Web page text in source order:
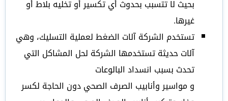
بحيث لا تتسبب بحدوث أي تكسير أو تخليه بلاط أو
غيرها.
تستخدم الشركة آلات الضغط لعملية التسليك، وهي
آلات حديثة تستخدمها الشركة لحل المشاكل التي
تحدث بسبب انسداد البالوعات
و مواسير وأنابيب الصرف الصحي دون الحاجة لكسر